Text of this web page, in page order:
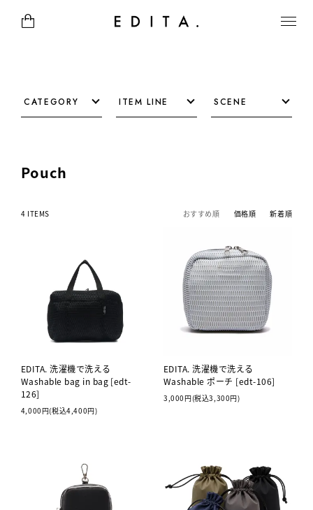
CATEGORY ITEM LINE SCENE
Pouch
4 ITEMS おすすめ順 価格順 新着順
EDITA. 洗濯機で洗える
Washable bag in bag [edt-
126]
4,000円(税込4,400円)
EDITA. 洗濯機で洗える
Washable ポーチ [edt-106]
3,000円(税込3,300円)